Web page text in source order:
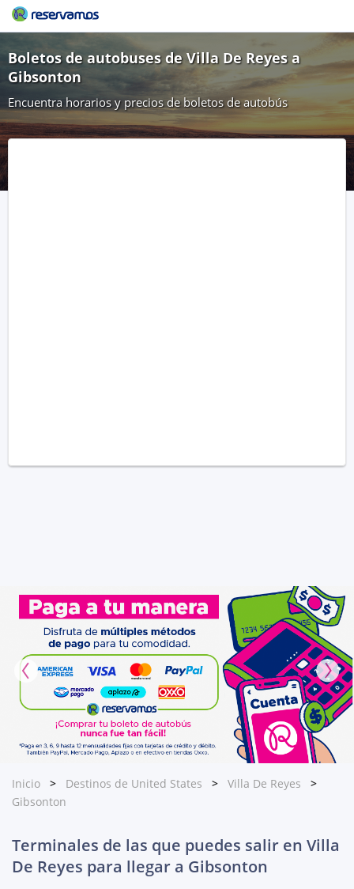
Boletos de autobuses de Villa De Reyes a
Gibsonton
Encuentra horarios y precios de boletos de autobús
Inicio Destinos de United States
Villa De Reyes
Gibsonton
Terminales de las que puedes salir en Villa
De Reyes para llegar a Gibsonton